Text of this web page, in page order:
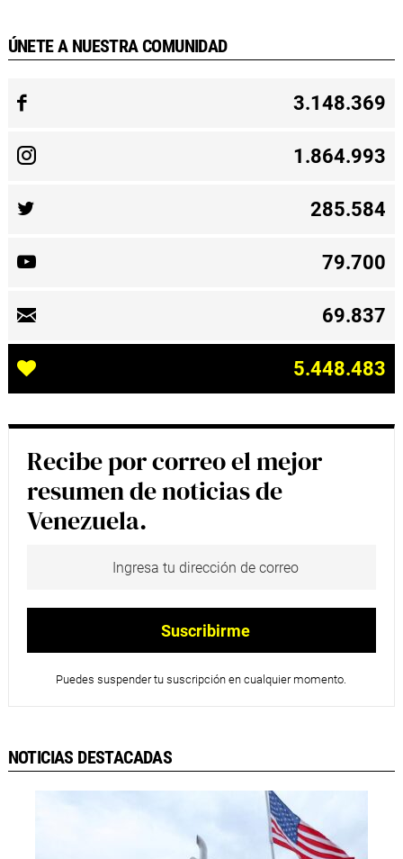
ÚNETE A NUESTRA COMUNIDAD
3.148.369
1.864.993
285.584
79.700
69.837
5.448.483
Recibe por correo el mejor
resumen de noticias de
Venezuela.
Puedes suspender tu suscripción en cualquier momento.
NOTICIAS DESTACADAS